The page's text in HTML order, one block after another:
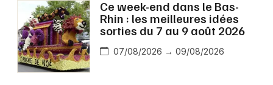
Ce week-end dans le Bas-
Rhin : les meilleures idées
sorties du 7 au 9 août 2026
07/08/2026 → 09/08/2026